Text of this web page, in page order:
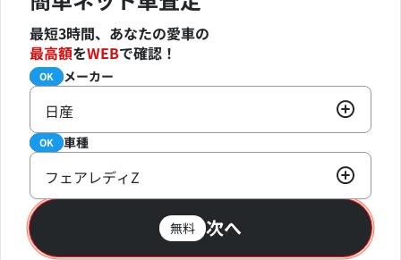
最短3時間、あなたの愛車の
最高額をWEBで確認！
必須 メーカー
OK
日産
必須 車種
OK
フェアレディZ
無料 次へ